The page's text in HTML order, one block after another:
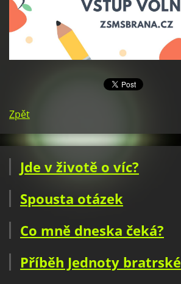
Zpět
Jde v životě o víc?
Spousta otázek
Co mně dneska čeká?
Příběh Jednoty bratrské